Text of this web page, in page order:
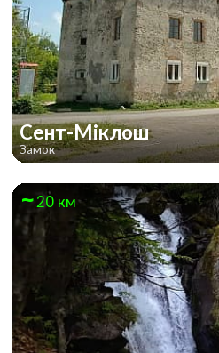
Сент-Міклош
Замок
20 км